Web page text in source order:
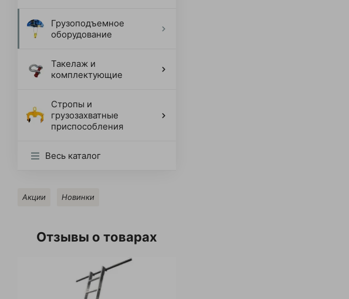
Грузоподъемное
оборудование
Такелаж и
комплектующие
Стропы и
грузозахватные
приспособления
Весь каталог
Акции Новинки
Отзывы о товарах